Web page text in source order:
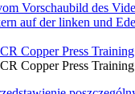
Copper Press Training
Copper Press Training